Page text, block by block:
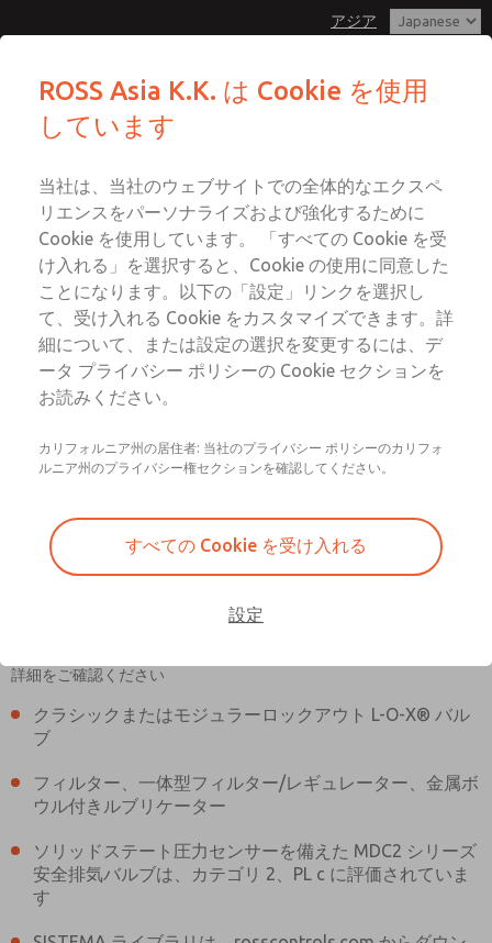
アジア
ログイン
サインアップ
MDC2 シリーズ安全排気バルブを備
えた安全エアエントリーアセンブリ
MDC2E13LL2D1NAEXCTA
詳細をご確認ください
クラシックまたはモジュラーロックアウト L-O-X® バル
ブ
フィルター、一体型フィルター/レギュレーター、金属ボ
ウル付きルブリケーター
ソリッドステート圧力センサーを備えた MDC2 シリーズ
安全排気バルブは、カテゴリ 2、PL c に評価されていま
す
た安全エアエントリーアセンブリ
MDC2E13LL2D1NAEXCTA
3Dモデルについてはお問い合わせ
ください
た安全エアエントリーアセンブリ
MDC2E13LL2D1NAEXCTA
ロス・アジアへのご注文に関する
このページをメールで送信
カスタマーサービス
042-778-7251
テクニカルサービス
042-778-7251
ROSS Asia K.K. は Cookie を使用
しています
当社は、当社のウェブサイトでの全体的なエクスペ
リエンスをパーソナライズおよび強化するために
Cookie を使用しています。 「すべての Cookie を受
け入れる」を選択すると、Cookie の使用に同意した
ことになります。以下の「設定」リンクを選択し
て、受け入れる Cookie をカスタマイズできます。詳
細について、または設定の選択を変更するには、デ
ータ プライバシー ポリシーの Cookie セクションを
お読みください。
カリフォルニア州の居住者: 当社のプライバシー ポリシーのカリフォ
ルニア州のプライバシー権セクションを確認してください。
すべての Cookie を受け入れる
設定